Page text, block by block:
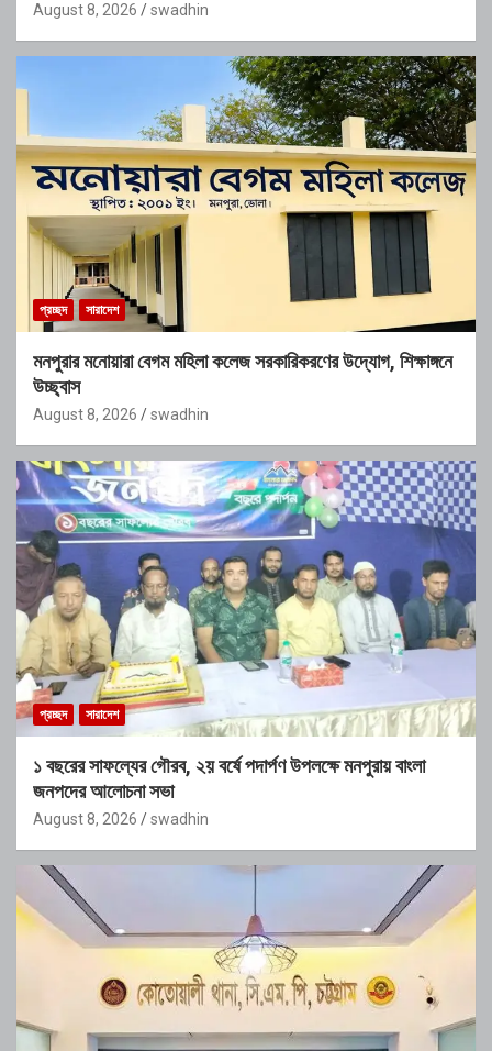
August 8, 2026 swadhin
প্রচ্ছদ সারাদেশ
মনপুরার মনোয়ারা বেগম মহিলা কলেজ সরকারিকরণের উদ্যোগ, শিক্ষাঙ্গনে
উচ্ছ্বাস
August 8, 2026 swadhin
প্রচ্ছদ সারাদেশ
১ বছরের সাফল্যের গৌরব, ২য় বর্ষে পদার্পণ উপলক্ষে মনপুরায় বাংলা
জনপদের আলোচনা সভা
August 8, 2026 swadhin